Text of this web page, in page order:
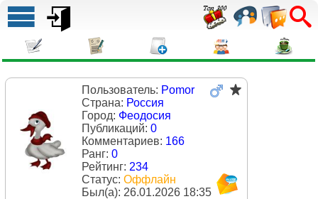
Пользователь: Pomor
Страна: Россия
Город: Феодосия
Публикаций: 0
Комментариев: 166
Ранг: 0
Рейтинг: 234
Статус: Оффлайн
Был(a): 26.01.2026 18:35